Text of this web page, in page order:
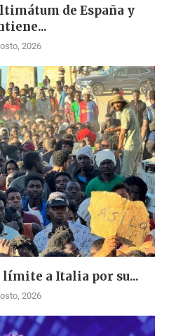
de España y
2026
límite a Italia por su...
2026